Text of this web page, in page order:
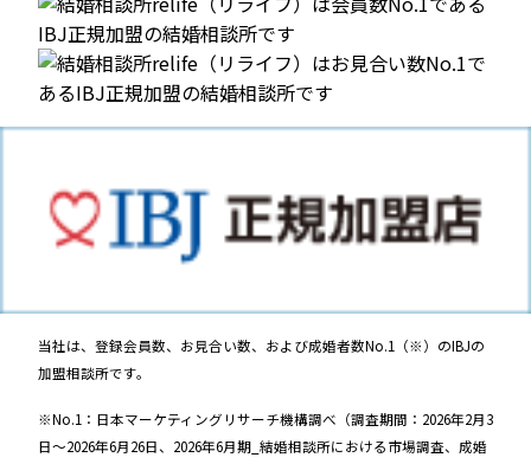
当社は、登録会員数、お見合い数、および成婚者数No.1（※）のIBJの
加盟相談所です。
※No.1：日本マーケティングリサーチ機構調べ（調査期間：2026年2月3
日～2026年6月26日、2026年6月期_結婚相談所における市場調査、成婚